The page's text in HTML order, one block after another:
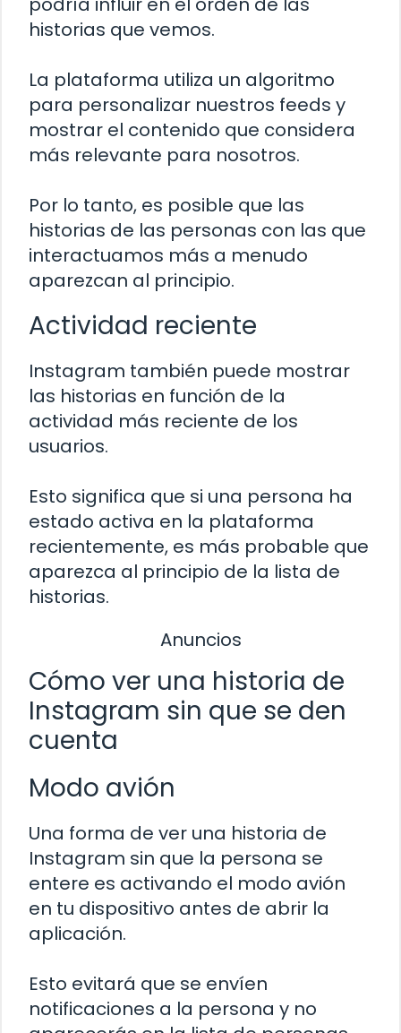
historias que vemos.
La plataforma utiliza un algoritmo
para personalizar nuestros feeds y
mostrar el contenido que considera
más relevante para nosotros.
Por lo tanto, es posible que las
historias de las personas con las que
interactuamos más a menudo
aparezcan al principio.
Actividad reciente
Instagram también puede mostrar
las historias en función de la
actividad más reciente de los
usuarios.
Esto significa que si una persona ha
estado activa en la plataforma
recientemente, es más probable que
aparezca al principio de la lista de
historias.
Anuncios
Cómo ver una historia de
Instagram sin que se den
cuenta
Modo avión
Una forma de ver una historia de
Instagram sin que la persona se
entere es activando el modo avión
en tu dispositivo antes de abrir la
aplicación.
Esto evitará que se envíen
notificaciones a la persona y no